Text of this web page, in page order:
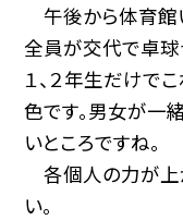
午後から体育館
全員が交代で卓球
１、２年生だけで
色です。男女が一
いところですね。
各個人の力が上
い。